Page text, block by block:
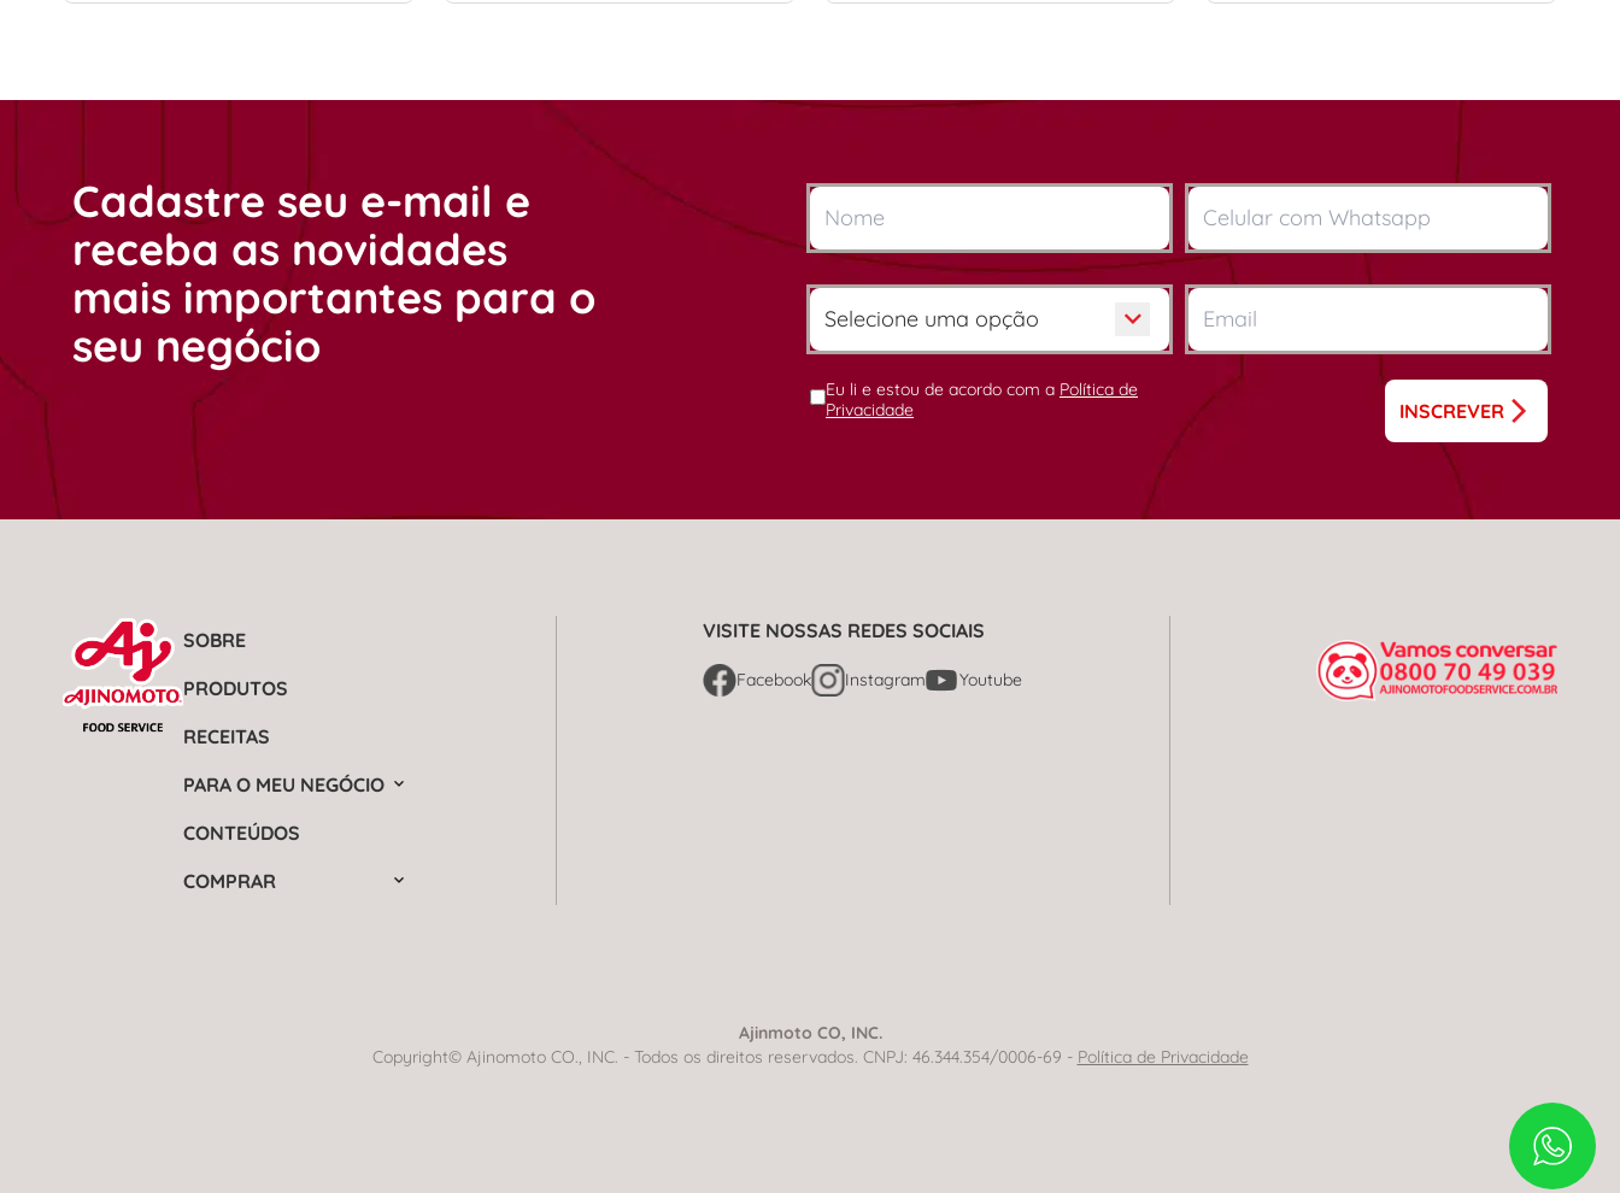
Cadastre seu e-mail e
receba as novidades
mais importantes para o
seu negócio
Eu li e estou de acordo com a Política de
Privacidade
INSCREVER
SOBRE
PRODUTOS
RECEITAS
PARA O MEU NEGÓCIO
CONTEÚDOS
COMPRAR
VISITE NOSSAS REDES SOCIAIS
Facebook Instagram Youtube
Ajinmoto CO, INC.
Copyright© Ajinomoto CO., INC. - Todos os direitos reservados. CNPJ: 46.344.354/0006-69 - Política de Privacidade